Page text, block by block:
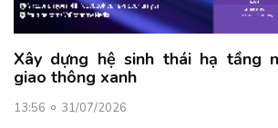
Xây dựng hệ sinh thái hạ tầng
giao thông xanh
13:56 31/07/2026